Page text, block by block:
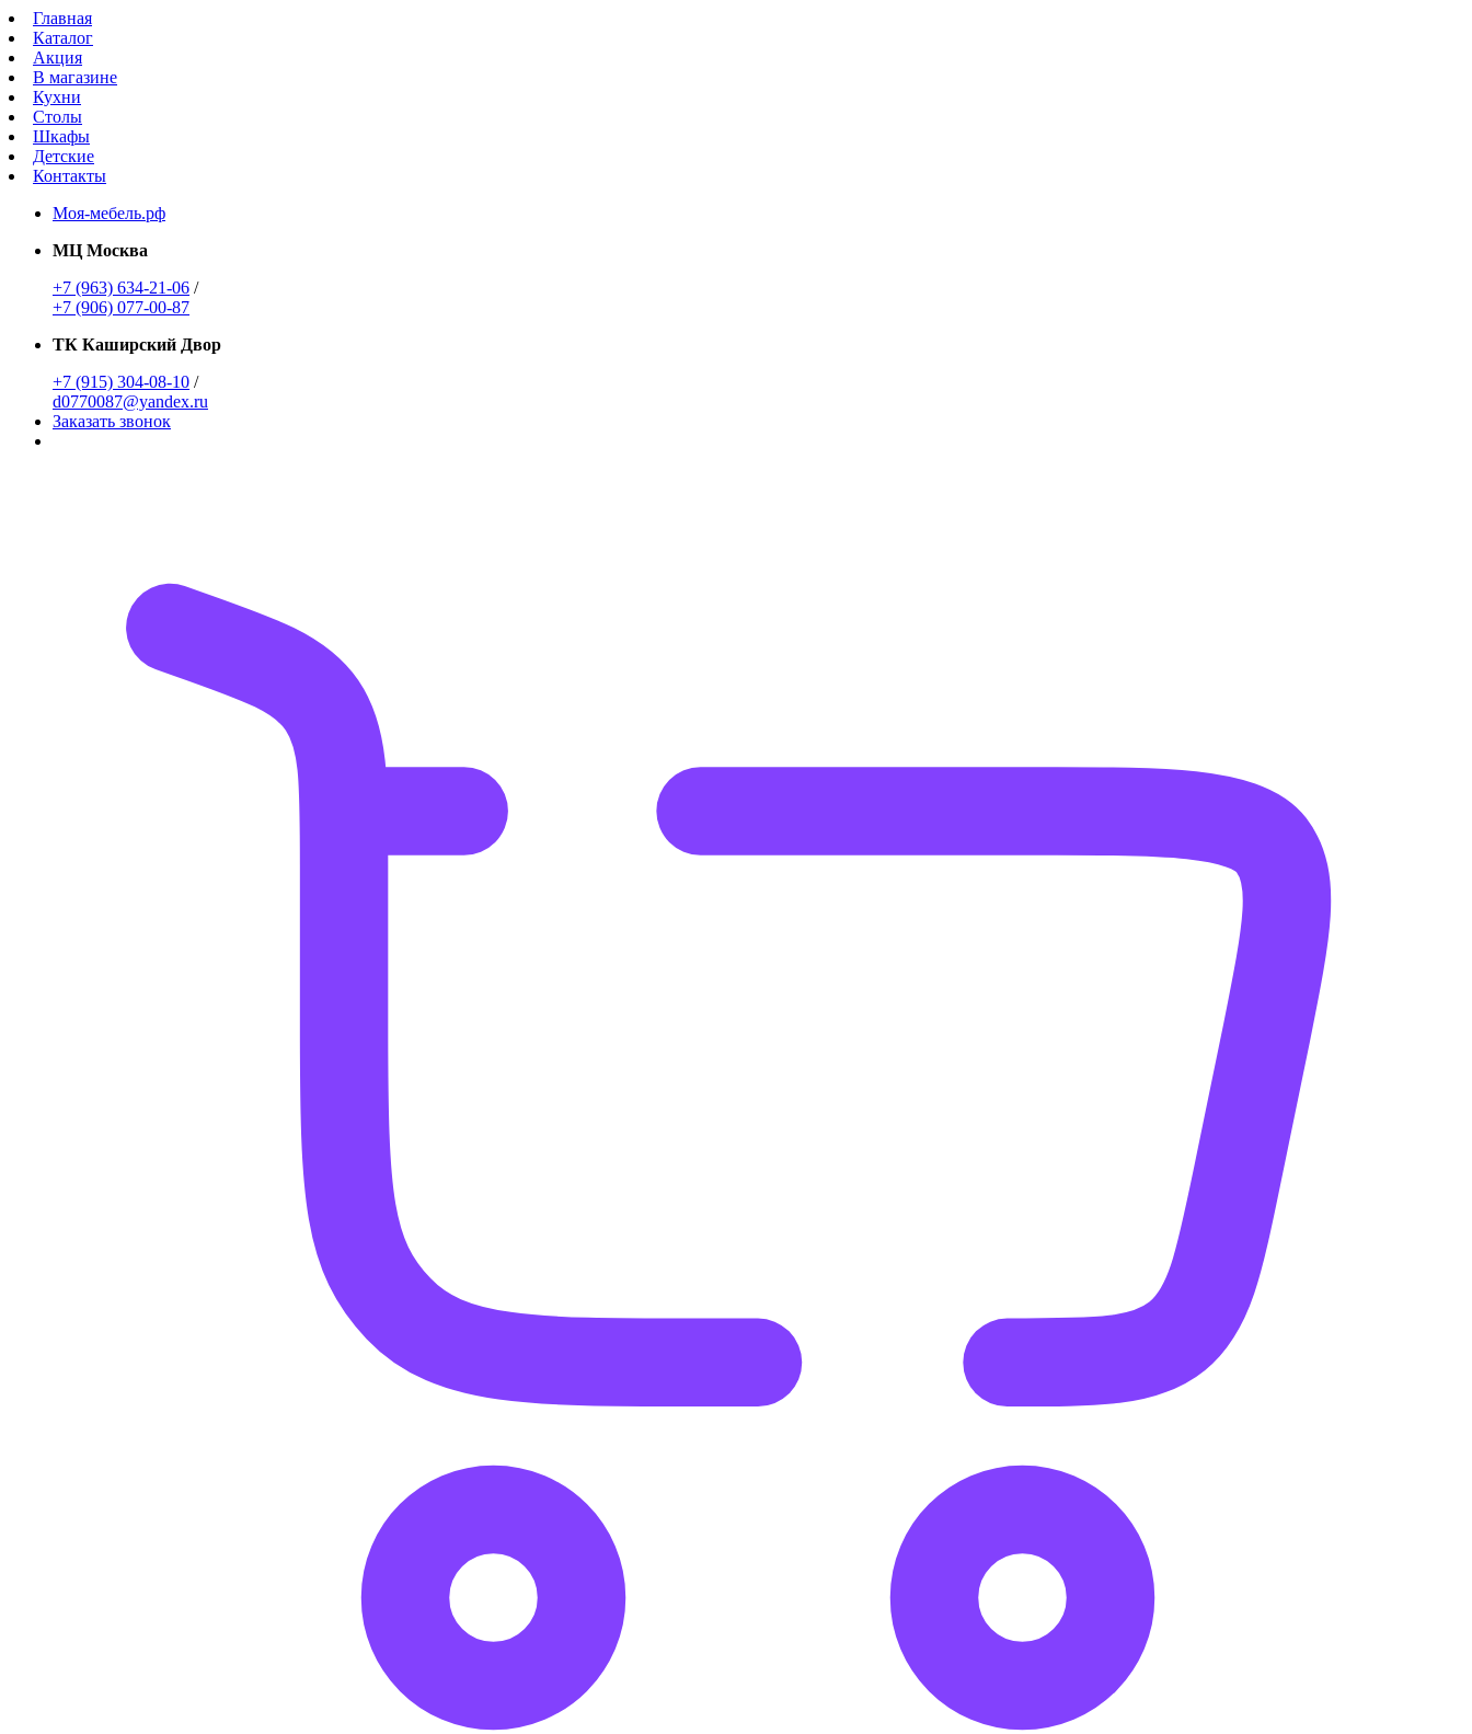
Главная
Каталог
Акция
В магазине
Кухни
Столы
Шкафы
Детские
Контакты
Моя-мебель.рф
МЦ Москва
+7 (963) 634-21-06 /
+7 (906) 077-00-87
ТК Каширский Двор
+7 (915) 304-08-10 /
d0770087@yandex.ru
Заказать звонок